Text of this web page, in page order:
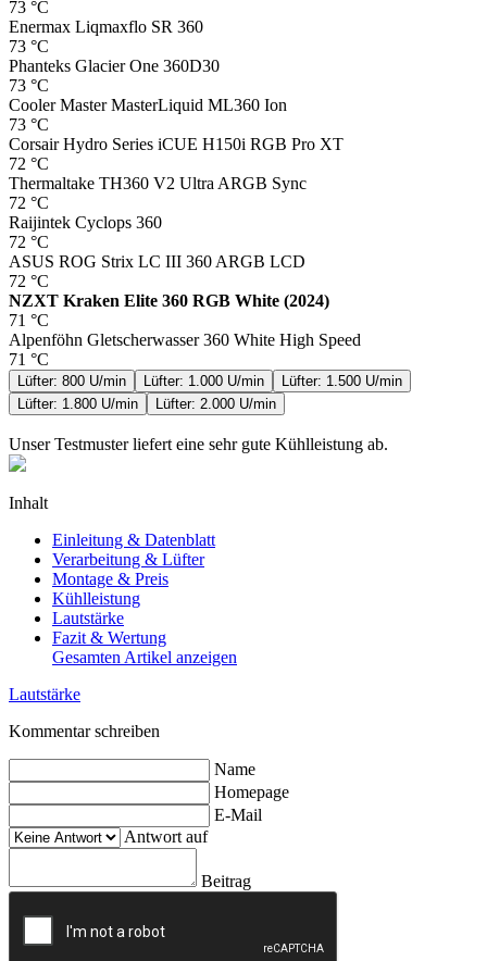
73 °C
Enermax Liqmaxflo SR 360
73 °C
Phanteks Glacier One 360D30
73 °C
Cooler Master MasterLiquid ML360 Ion
73 °C
Corsair Hydro Series iCUE H150i RGB Pro XT
72 °C
Thermaltake TH360 V2 Ultra ARGB Sync
72 °C
Raijintek Cyclops 360
72 °C
ASUS ROG Strix LC III 360 ARGB LCD
72 °C
NZXT Kraken Elite 360 RGB White (2024)
71 °C
Alpenföhn Gletscherwasser 360 White High Speed
71 °C
Lüfter: 800 U/min Lüfter: 1.000 U/min
Lüfter: 1.500 U/min
Lüfter: 1.800 U/min
Lüfter: 2.000 U/min
Unser Testmuster liefert eine sehr gute Kühlleistung ab.
Inhalt
Einleitung & Datenblatt
Verarbeitung & Lüfter
Montage & Preis
Kühlleistung
Lautstärke
Fazit & Wertung
Gesamten Artikel anzeigen
Lautstärke
Kommentar schreiben
Name
Homepage
E-Mail
Antwort auf
Beitrag